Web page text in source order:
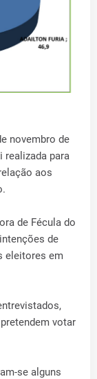
novembro de
realizada para
aos
de Fécula do
de
eleitores em
votar
se alguns